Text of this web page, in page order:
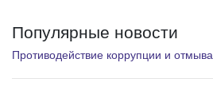
Популярные новости
Противодействие коррупции и